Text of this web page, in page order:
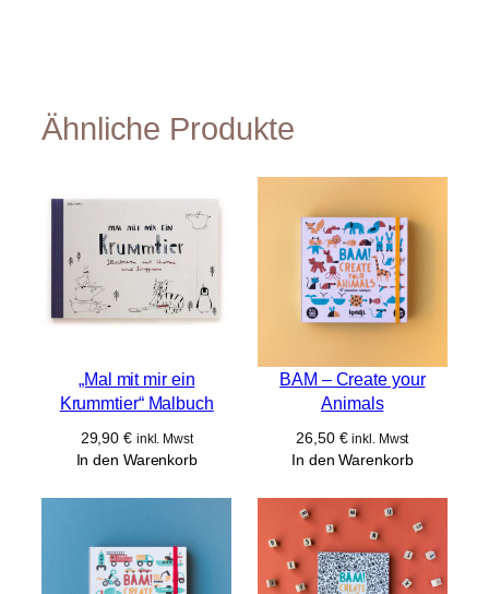
Ähnliche Produkte
„Mal mit mir ein
Krummtier“ Malbuch
29,90€ inkl. Mwst
In den Warenkorb
BAM – Create your
Animals
26,50 € inkl. Mwst
In den Warenkorb